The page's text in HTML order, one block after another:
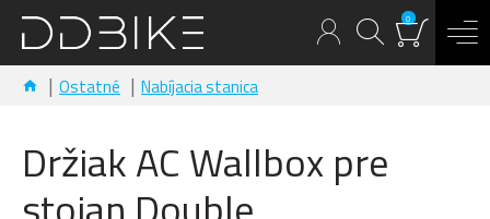
0
Ostatné Nabíjacia stanica
Držiak AC Wallbox pre